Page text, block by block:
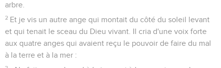
arbre.
2 Et je vis un autre ange qui montait du côté du soleil levant
et qui tenait le sceau du Dieu vivant. Il cria d'une voix forte
aux quatre anges qui avaient reçu le pouvoir de faire du mal
à la terre et à la mer :